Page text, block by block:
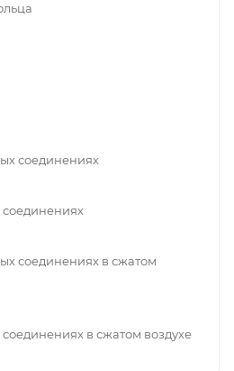
соединениях
соединениях в сжатом
в сжатом воздухе